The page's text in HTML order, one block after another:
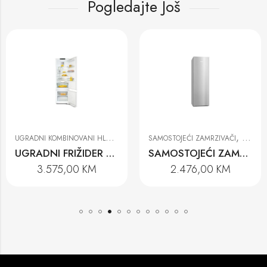
Pogledajte Još
U
GRADNI KOMBINOVANI HLADNJACI UREĐAJI ZA HLAĐENJE I ZAMRZAVANJE
UGRADNI FRIŽIDER SA ZAMRZIVAČEM KF 7731 D
3.575,00 KM
SAMOSTOJEĆI ZAMRZIVAČI,
SAMOSTOJEĆI ZAMRZIVAČ FNS 4382 D
2.476,00 KM